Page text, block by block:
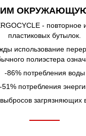
- повторное
пластиковых бутылок.
использование
полиэстера
-86% потребления воды
-51% потребления
загрязняющих